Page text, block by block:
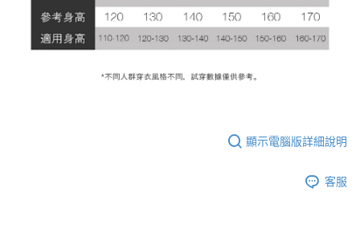
顯示電腦版詳細說明
客服